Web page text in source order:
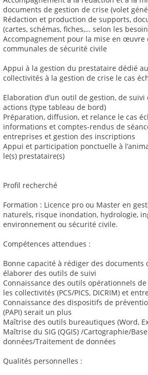
documents de gestion de crise (volet
Rédaction et production de supports,
(cartes, schémas, fiches,… selon les
Accompagnement pour la mise en œuvre
communales de sécurité civile
Appui à la gestion du prestataire dédié
collectivités à la gestion de crise le cas
Elaboration d’un outil de gestion, de
actions (type tableau de bord)
Préparation, diffusion, et relance le cas
informations et comptes-rendus de
entreprises et gestion des inscriptions
Appui et participation ponctuelle à
le(s) prestataire(s)
Profil recherché
Formation : Licence pro ou Master en
naturels, risque inondation, hydrologie,
environnement ou sécurité civile.
Compétences attendues :
Bonne capacité à rédiger des documents
élaborer des outils de suivi
Connaissance des outils opérationnels
les collectivités (PCS/PICS, DICRIM) et
Connaissance des dispositifs de
(PAPI) serait un plus
Maîtrise des outils bureautiques (Word,
Maîtrise du SIG (QGIS) /Cartographie/
données/Traitement de données
Qualités personnelles :